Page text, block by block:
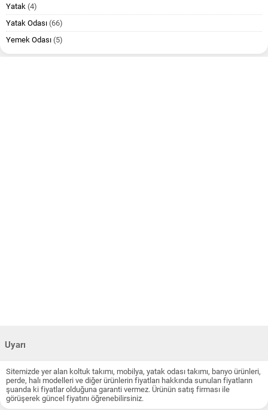
Yatak (4)
Yatak Odası (66)
Yemek Odası (5)
Uyarı
Sitemizde yer alan koltuk takımı, mobilya, yatak odası takımı, banyo ürünleri,
perde, halı modelleri ve diğer ürünlerin fiyatları hakkında sunulan fiyatların
şuanda ki fiyatlar olduğuna garanti vermez. Ürünün satış firması ile
görüşerek güncel fiyatını öğrenebilirsiniz.